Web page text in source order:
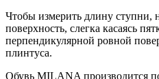
Чтобы измерить длину ступни,
поверхность, слегка касаясь
перпендикулярной ровной
плинтуса.
Обувь MILANA производится